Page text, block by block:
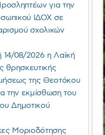
για την
ΙΔΟΧ σε
σχολικών
08/2026 η Λαϊκή
θρησκευτικής
της Θεοτόκου
την εκμίσθωση του
Δημοτικού
Μοριοδότησης